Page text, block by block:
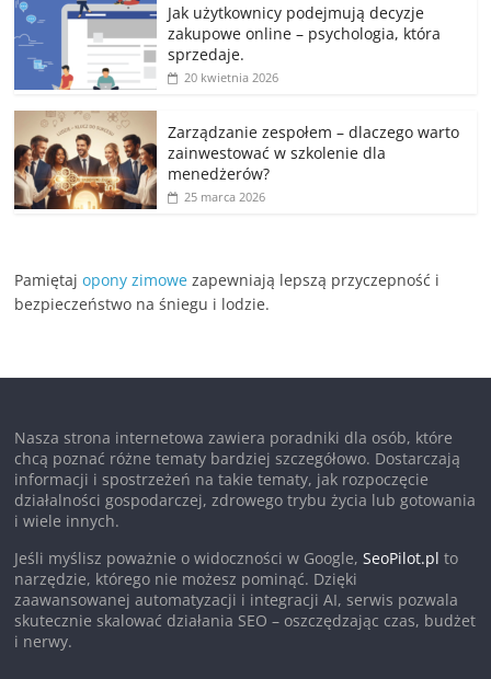
Jak użytkownicy podejmują decyzje
zakupowe online – psychologia, która
sprzedaje.
20 kwietnia 2026
Zarządzanie zespołem – dlaczego warto
zainwestować w szkolenie dla
menedżerów?
25 marca 2026
Pamiętajopony zimowe zapewniają lepszą przyczepność i
bezpieczeństwo na śniegu i lodzie.
Nasza strona internetowa zawiera poradniki dla osób, które
chcą poznać różne tematy bardziej szczegółowo. Dostarczają
informacji i spostrzeżeń na takie tematy, jak rozpoczęcie
działalności gospodarczej, zdrowego trybu życia lub gotowania
i wiele innych.
Jeśli myślisz poważnie o widoczności w Google,SeoPilot.pl to
narzędzie, którego nie możesz pominąć. Dzięki
zaawansowanej automatyzacji i integracji AI, serwis pozwala
skutecznie skalować działania SEO – oszczędzając czas, budżet
i nerwy.